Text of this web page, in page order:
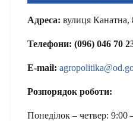
Адреса: вулиця
Телефони: (096) 046 70
E-mail:
Розпорядок роботи:
Понеділок – четвер: 9:00